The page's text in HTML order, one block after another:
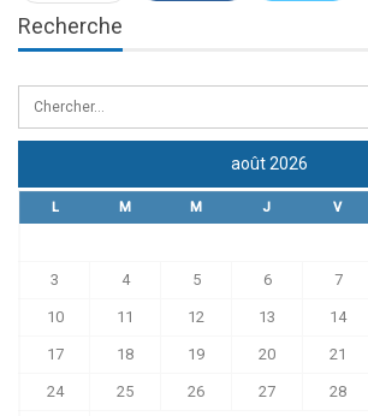
Recherche
août 2026
L M M J V
3 4 5 6 7
10 11 12 13 14
17 18 19 20 21
24 25 26 27 28